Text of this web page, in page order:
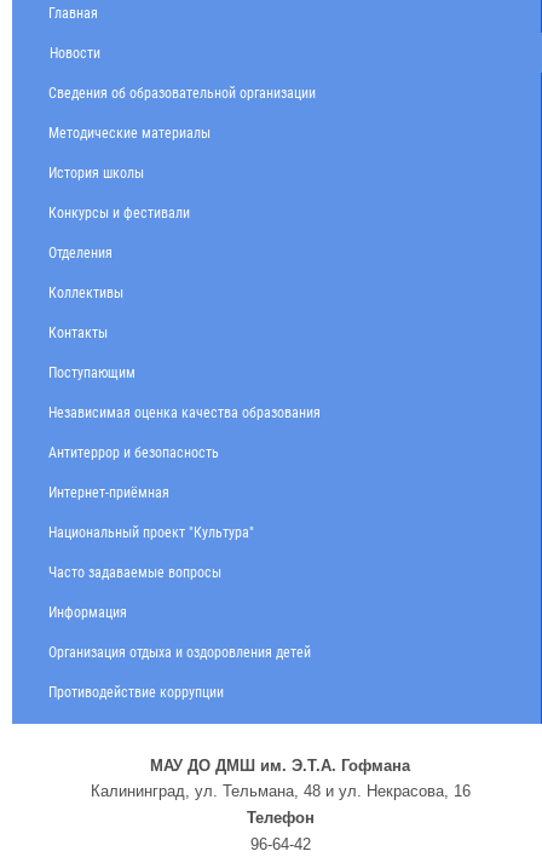
Главная
Новости
Сведения об образовательной организации
Методические материалы
История школы
Конкурсы и фестивали
Отделения
Коллективы
Контакты
Поступающим
Независимая оценка качества образования
Антитеррор и безопасность
Интернет-приёмная
Национальный проект "Культура"
Часто задаваемые вопросы
Информация
Организация отдыха и оздоровления детей
Противодействие коррупции
МАУ ДО ДМШ им. Э.Т.А. Гофмана
Калининград, ул. Тельмана, 48 и ул. Некрасова, 16
Телефон
96-64-42